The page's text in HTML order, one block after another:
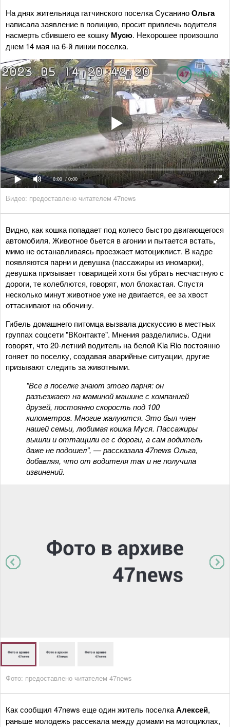
На днях жительница гатчинского поселка СусаниноОльга
написала заявление в полицию, просит привлечь водителя
насмерть сбившего ее кошку Мусю. Нехорошее произошло
днем 14 мая на 6-й линии поселка.
0:00 / 0:00
Видео: предоставлено читателем 47news
Видно, как кошка попадает под колесо быстро двигающегося
автомобиля. Животное бьется в агонии и пытается встать,
мимо не останавливаясь проезжает мотоциклист. В кадре
появляются парни и девушка (пассажиры из иномарки),
девушка призывает товарищей хотя бы убрать несчастную с
дороги, те колеблются, говорят, мол блохастая. Спустя
несколько минут животное уже не двигается, ее за хвост
оттаскивают на обочину.
Гибель домашнего питомца вызвала дискуссию в местных
группах соцсети "ВКонтакте". Мнения разделились. Одни
говорят, что 20-летний водитель на белой Kia Rio постоянно
гоняет по поселку, создавая аварийные ситуации, другие
призывают следить за животными.
"Все в поселке знают этого парня: он
разъезжает на маминой машине с компанией
друзей, постоянно скорость под 100
километров. Многие жалуются. Это был член
нашей семьи, любимая кошка Муся. Пассажиры
вышли и оттащили ее с дороги, а сам водитель
даже не подошел", — рассказала 47news Ольга,
добавляя, что от водителя так и не получила
извинений.
Фото: предоставлено читателем 47news
Как сообщил 47news еще один житель поселкаАлексей,
раньше молодежь рассекала между домами на мотоциклах,